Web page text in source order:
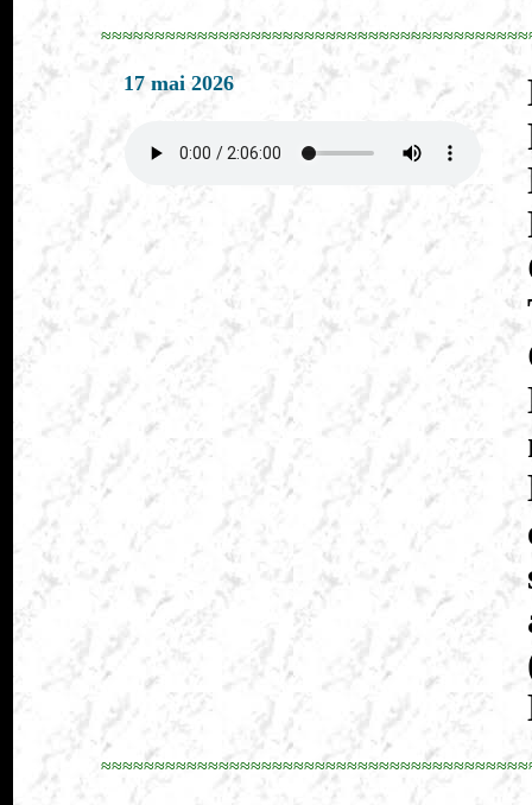
17 mai 2026